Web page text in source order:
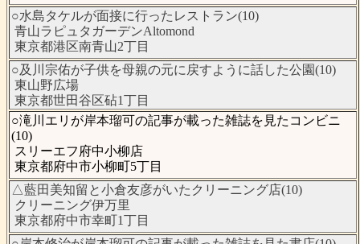
○水島タケルが面接に行ったレストラン(10)
青山ラピュタガーデンAltomond
東京都港区南青山2丁目
○及川宗佑が子供を母親の元に戻すように話した公園(10)
東山野広場
東京都世田谷区砧1丁目
○滝川エリが岸本瑠可の記事が載った雑誌を見たコンビニ
(10)
スリーエフ府中小柳店
東京都府中市小柳町5丁目
△藍田美知留と小倉友彦がいたクリーニング店(10)
クリーニング伊万里
東京都府中市幸町1丁目